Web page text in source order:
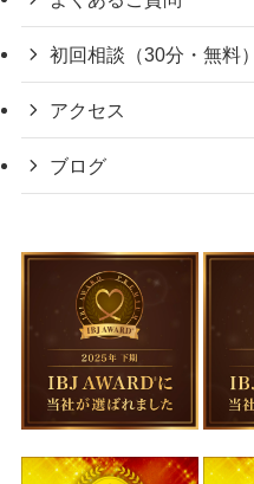
初回相談（30分・無料
アクセス
ブログ